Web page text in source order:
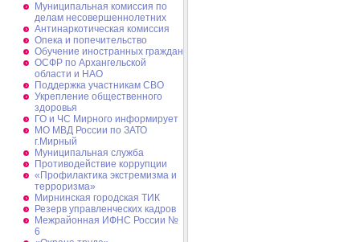
Муниципальная комиссия по
делам несовершеннолетних
Антинаркотическая комиссия
Опека и попечительство
Обучение иностранных граждан
ОСФР по Архангельской
области и НАО
Поддержка участникам СВО
Укрепление общественного
здоровья
ГО и ЧС Мирного информирует
МО МВД России по ЗАТО
г.Мирный
Муниципальная cлужба
Противодействие коррупции
«Профилактика экстремизма и
терроризма»
Мирнинская городская ТИК
Резерв управленческих кадров
Межрайонная ИФНС России №
6